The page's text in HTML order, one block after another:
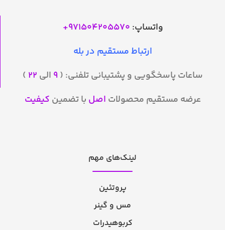
واتساپ: 971504205570
+
ارتباط مستقیم در بله
ساعات پاسخگویی و پشتیبانی تلفنی: ( ۹ الی ۲۲ )
عرضه مستقیم محصولات اصل با تضمین کیفیت
لینک‌های مهم
پروتئین
مس و گینر
کربوهیدرات